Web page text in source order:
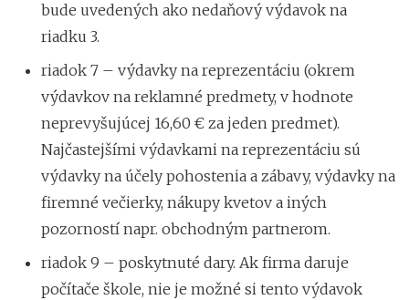
bude uvedených ako nedaňový výdavok na
riadku 3.
riadok 7 – výdavky na reprezentáciu (okrem
výdavkov na reklamné predmety, v hodnote
neprevyšujúcej 16,60 € za jeden predmet).
Najčastejšími výdavkami na reprezentáciu sú
výdavky na účely pohostenia a zábavy, výdavky na
firemné večierky, nákupy kvetov a iných
pozorností napr. obchodným partnerom.
riadok 9 – poskytnuté dary. Ak firma daruje
počítače škole, nie je možné si tento výdavok